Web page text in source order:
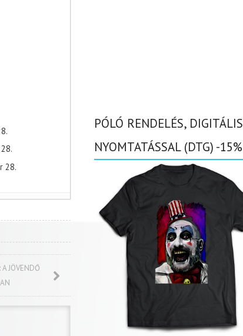
28.
JÖVENDŐ
PÓLÓ RENDELÉS, DIGITÁLIS
NYOMTATÁSSAL (DTG) -15%